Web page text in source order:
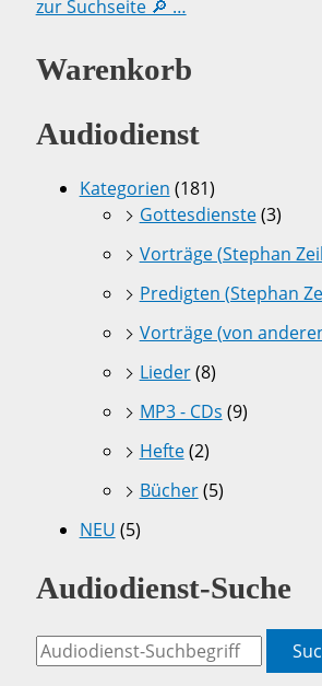
zur Suchseite 🔎 …
Warenkorb
Audiodienst
Kategorien (181)
Gottesdienste(3)
Vorträge (Stephan
Predigten (Stephan
Vorträge (von
Lieder(8)
MP3 - CDs (9)
Hefte(2)
Bücher(5)
NEU (5)
Audiodienst-Suche